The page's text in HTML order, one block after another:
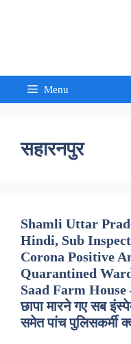
Menu
सहारनपुर
Shamli Uttar
Hindi, Sub
Corona Positive
Quarantined
Saad Farm House
छापा मारने गए सब
समेत पांच पुलिसकर्मी